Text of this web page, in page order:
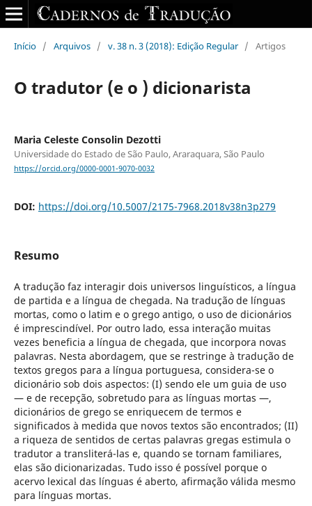
Início / Arquivos / v. 38 n. 3 (2018): Edição Regular / Artigos
O tradutor (e o ) dicionarista
Maria Celeste Consolin Dezotti
Universidade do Estado de São Paulo, Araraquara, São Paulo
https://orcid.org/0000-0001-9070-0032
DOI: https://doi.org/10.5007/2175-7968.2018v38n3p279
Resumo
A tradução faz interagir dois universos linguísticos, a língua
de partida e a língua de chegada. Na tradução de línguas
mortas, como o latim e o grego antigo, o uso de dicionários
é imprescindível. Por outro lado, essa interação muitas
vezes beneficia a língua de chegada, que incorpora novas
palavras. Nesta abordagem, que se restringe à tradução de
textos gregos para a língua portuguesa, considera-se o
dicionário sob dois aspectos: (I) sendo ele um guia de uso
— e de recepção, sobretudo para as línguas mortas —,
dicionários de grego se enriquecem de termos e
significados à medida que novos textos são encontrados; (II)
a riqueza de sentidos de certas palavras gregas estimula o
tradutor a transliterá-las e, quando se tornam familiares,
elas são dicionarizadas. Tudo isso é possível porque o
acervo lexical das línguas é aberto, afirmação válida mesmo
para línguas mortas.